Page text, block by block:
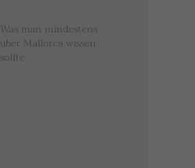
Was man mindestens
über Mallorca wissen
sollte